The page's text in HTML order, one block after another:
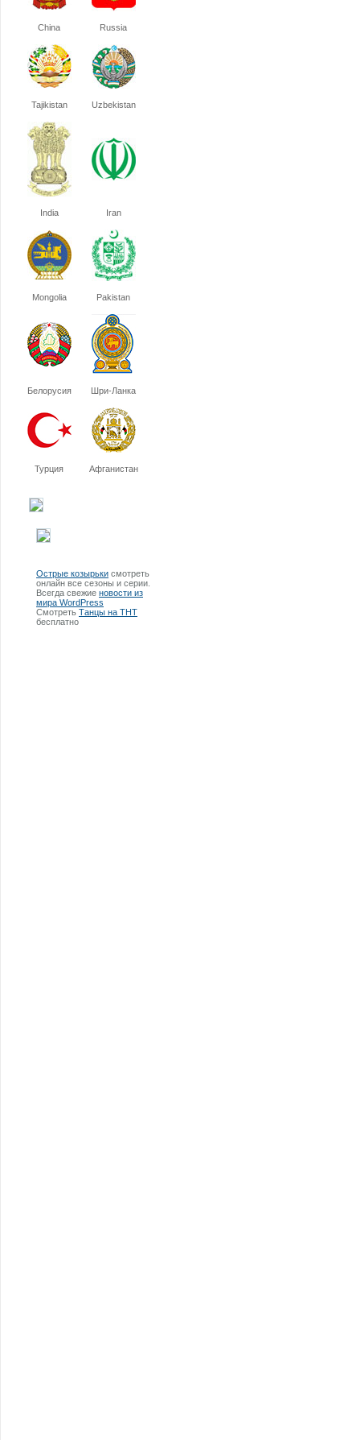
China Russia
Tajikistan Uzbekistan
India Iran
Mongolia Pakistan
Белорусия Шри-Ланка
Турция Афганистан
Острые козырьки смотреть
онлайн все сезоны и серии.
Всегда свежие новости из
мира WordPress
Смотреть Танцы на ТНТ
бесплатно